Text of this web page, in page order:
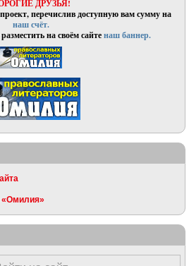
ДРУЗЬЯ!
перечислив доступную вам сумму на
наш счёт.
на своём сайтенаш баннер.
«Омилия»